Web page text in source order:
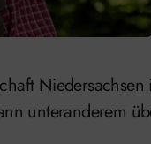
unteranderem